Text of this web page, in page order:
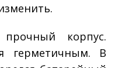
корпус.
герметичным. В